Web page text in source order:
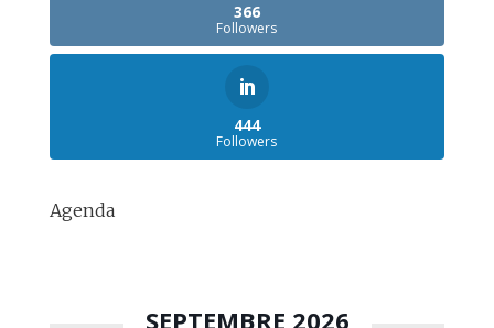
366
Followers
444
Followers
Agenda
SEPTEMBRE 2026